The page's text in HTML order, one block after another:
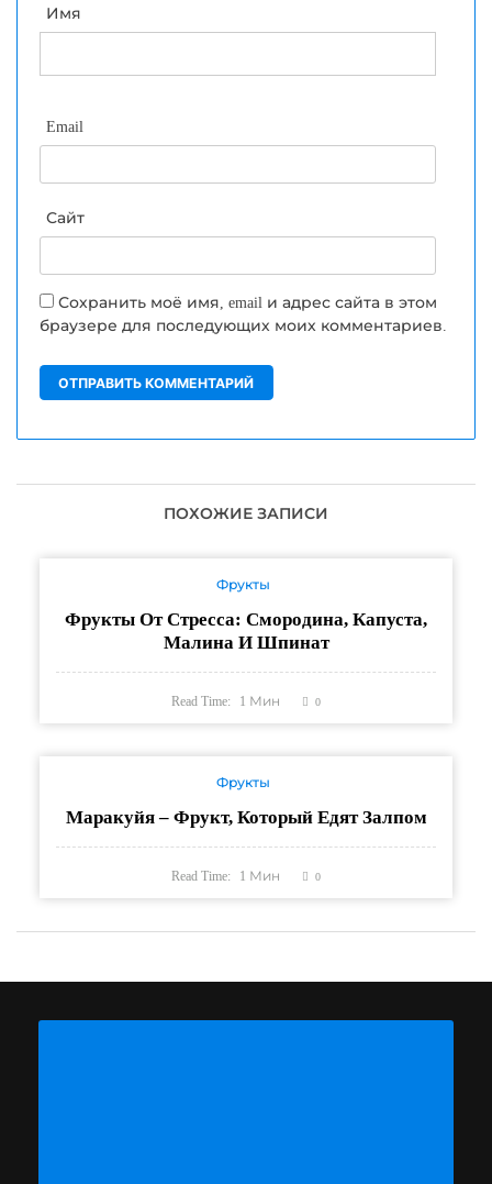
Имя
Email
Сайт
Сохранить моё имя, email и адрес сайта в этом
браузере для последующих моих комментариев.
ПОХОЖИЕ ЗАПИСИ
Фрукты
Фрукты От Стресса: Смородина, Капуста,
Малина И Шпинат
Read Time: 1 Мин 0
Фрукты
Маракуйя – Фрукт, Который Едят Залпом
Read Time: 1 Мин 0